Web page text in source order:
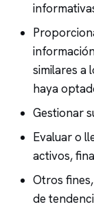
similares a
haya
Gestionar
Evaluar o
activos,
Otros
de